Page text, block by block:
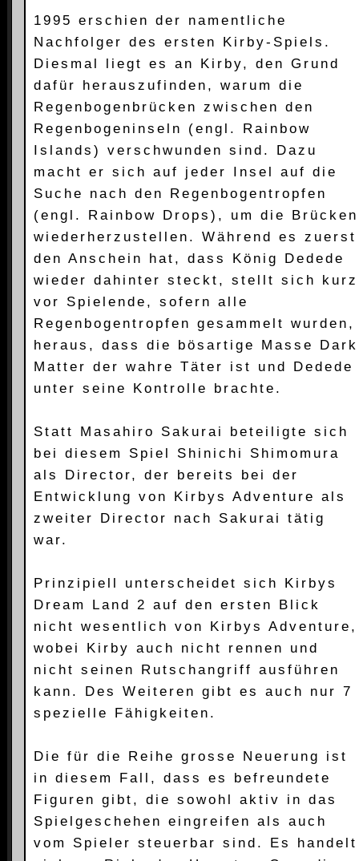
1995 erschien der namentliche
Nachfolger des ersten Kirby-Spiels.
Diesmal liegt es an Kirby, den Grund
dafür herauszufinden, warum die
Regenbogenbrücken zwischen den
Regenbogeninseln (engl. Rainbow
Islands) verschwunden sind. Dazu
macht er sich auf jeder Insel auf die
Suche nach den Regenbogentropfen
(engl. Rainbow Drops), um die Brücken
wiederherzustellen. Während es zuerst
den Anschein hat, dass König Dedede
wieder dahinter steckt, stellt sich kurz
vor Spielende, sofern alle
Regenbogentropfen gesammelt wurden,
heraus, dass die bösartige Masse Dark
Matter der wahre Täter ist und Dedede
unter seine Kontrolle brachte.
Statt Masahiro Sakurai beteiligte sich
bei diesem Spiel Shinichi Shimomura
als Director, der bereits bei der
Entwicklung von Kirbys Adventure als
zweiter Director nach Sakurai tätig
war.
Prinzipiell unterscheidet sich Kirbys
Dream Land 2 auf den ersten Blick
nicht wesentlich von Kirbys Adventure,
wobei Kirby auch nicht rennen und
nicht seinen Rutschangriff ausführen
kann. Des Weiteren gibt es auch nur 7
spezielle Fähigkeiten.
Die für die Reihe grosse Neuerung ist
in diesem Fall, dass es befreundete
Figuren gibt, die sowohl aktiv in das
Spielgeschehen eingreifen als auch
vom Spieler steuerbar sind. Es handelt